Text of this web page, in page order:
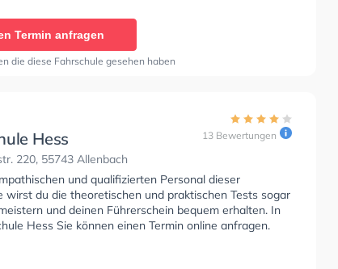
Mofa - Prüfbescheinigung zu erhalten. In der
Wirtz Sie können einen Termin online anfragen. Letzte
"Top, man merkt dass Karsten einem wirklich etwas
will und wenn man selbst wirklich willig ist kommt auch
Termin anfragen
die diese Fahrschule gesehen haben
Hess
220, 55743 Allenbach
13 Bewertungen
und qualifizierten Personal dieser
wirst du die theoretischen und praktischen Tests sogar
und deinen Führerschein bequem erhalten. In
Hess Sie können einen Termin online anfragen.